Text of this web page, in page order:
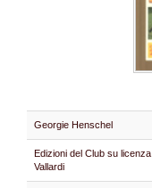
Georgie Henschel
Edizioni del Club su licenza
Vallardi